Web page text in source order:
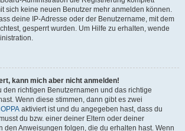
sich keine neuen Benutzer mehr anmelden können.
deine IP-Adresse oder der Benutzername, mit dem
gesperrt wurden. Um Hilfe zu erhalten, wende
kann mich aber nicht anmelden!
den richtigen Benutzernamen und das richtige
Wenn diese stimmen, dann gibt es zwei
aktiviert ist und du angegeben hast, dass du
du bzw. einer deiner Eltern oder deiner
den Anweisungen folgen, die du erhalten hast. Wenn